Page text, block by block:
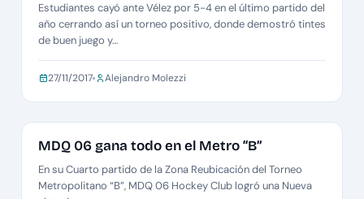
Estudiantes cayó ante Vélez por 5-4 en el último partido del
año cerrando así un torneo positivo, donde demostró tintes
de buen juego y…
27/11/2017 Alejandro Molezzi
REUBICACIÓN B CABALLEROS
MDQ 06 gana todo en el Metro “B”
En su Cuarto partido de la Zona Reubicación del Torneo
Metropolitano “B”, MDQ 06 Hockey Club logró una Nueva